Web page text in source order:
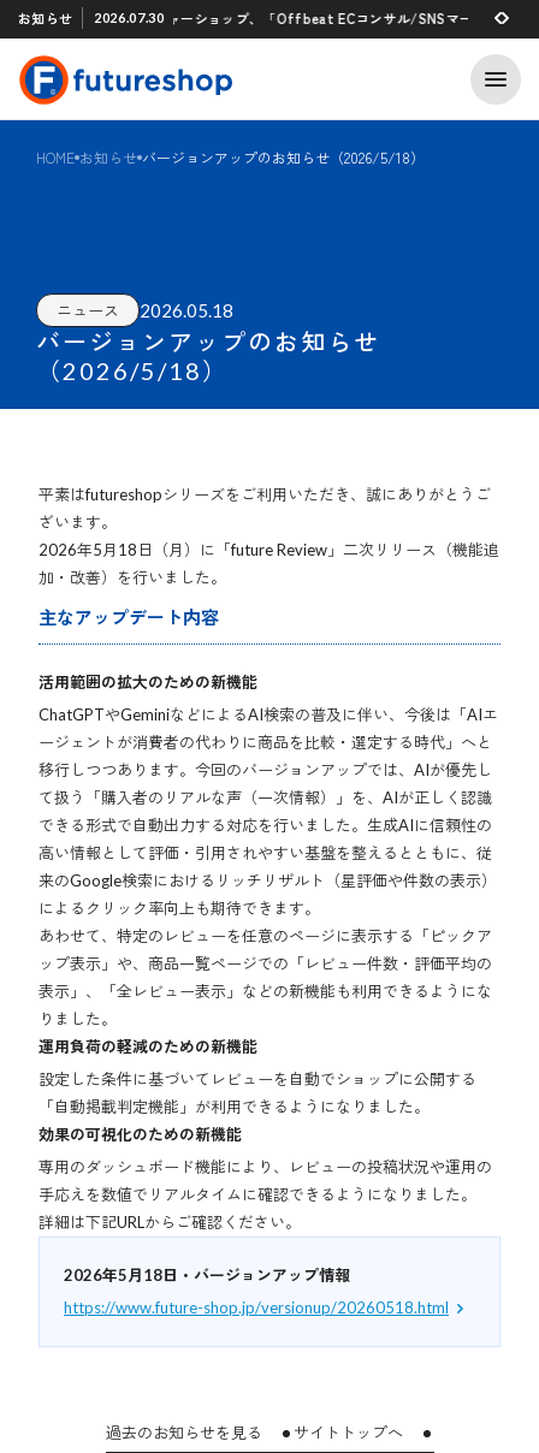
お知らせ
アプリ 「STAFF START」とのタグ連携を開始
2026.07.30
フューチャーショップ、「Offbeat ECコンサル/SNSマーケティング
2026.07.29
HOME お知らせ バージョンアップのお知らせ（2026/5/18）
ニュース 2026.05.18
バージョンアップのお知らせ
（2026/5/18）
平素はfutureshopシリーズをご利用いただき、誠にありがとうご
ざいます。
2026年5月18日（月）に「future Review」二次リリース（機能追
加・改善）を行いました。
主なアップデート内容
活用範囲の拡大のための新機能
ChatGPTやGeminiなどによるAI検索の普及に伴い、今後は「AIエ
ージェントが消費者の代わりに商品を比較・選定する時代」へと
移行しつつあります。今回のバージョンアップでは、AIが優先し
て扱う「購入者のリアルな声（一次情報）」を、AIが正しく認識
できる形式で自動出力する対応を行いました。生成AIに信頼性の
高い情報として評価・引用されやすい基盤を整えるとともに、従
来のGoogle検索におけるリッチリザルト（星評価や件数の表示）
によるクリック率向上も期待できます。
あわせて、特定のレビューを任意のページに表示する「ピックア
ップ表示」や、商品一覧ページでの「レビュー件数・評価平均の
表示」、「全レビュー表示」などの新機能も利用できるようにな
りました。
運用負荷の軽減のための新機能
設定した条件に基づいてレビューを自動でショップに公開する
「自動掲載判定機能」が利用できるようになりました。
効果の可視化のための新機能
専用のダッシュボード機能により、レビューの投稿状況や運用の
手応えを数値でリアルタイムに確認できるようになりました。
詳細は下記URLからご確認ください。
2026年5月18日・バージョンアップ情報
https://www.future-shop.jp/versionup/20260518.html
過去のお知らせを見る サイトトップへ